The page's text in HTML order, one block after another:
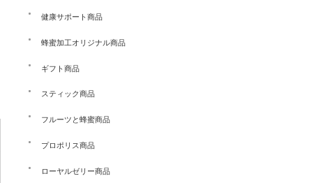
健康サポート商品
蜂蜜加工オリジナル商品
ギフト商品
スティック商品
フルーツと蜂蜜商品
プロポリス商品
ローヤルゼリー商品